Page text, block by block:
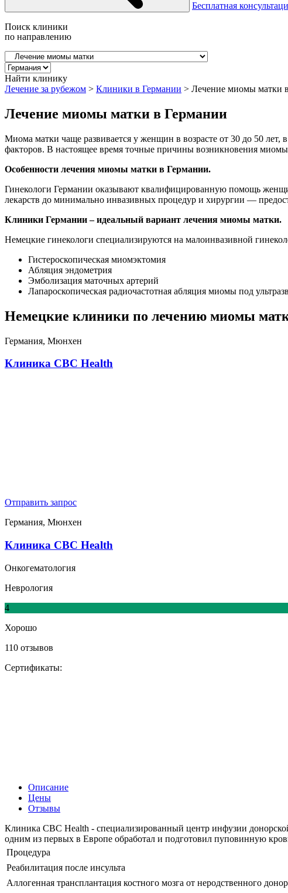
Бесплатная
Поиск клиники
по направлению
Найти клинику
Лечение за рубежом > Клиники в Германии > Лечение миомы матки
Лечение миомы матки в Германии
Миома матки чаще развивается у женщин в возрасте от 30 до 50
факторов. В настоящее время точные причины возникновения
Особенности лечения миомы матки в Германии.
Гинекологи Германии оказывают квалифицированную помощь
лекарств до минимально инвазивных процедур и хирургии —
Клиники Германии – идеальный вариант лечения миомы матки.
Немецкие гинекологи специализируются на малоинвазивной
Гистероскопическая миомэктомия
Абляция эндометрия
Эмболизация маточных артерий
Лапароскопическая радиочастотная абляция миомы под
Немецкие клиники по лечению миомы
Германия, Мюнхен
Клиника CBC Health
Отправить запрос
Германия, Мюнхен
Клиника CBC Health
Онкогематология
Неврология
4
Хорошо
110 отзывов
Сертификаты:
Описание
Цены
Отзывы
Клиника CBC Health - специализированный центр инфузии
одним из первых в Европе обработал и подготовил пуповинную
Процедура
Реабилитация после инсульта
Аллогенная трансплантация костного мозга от неродственного